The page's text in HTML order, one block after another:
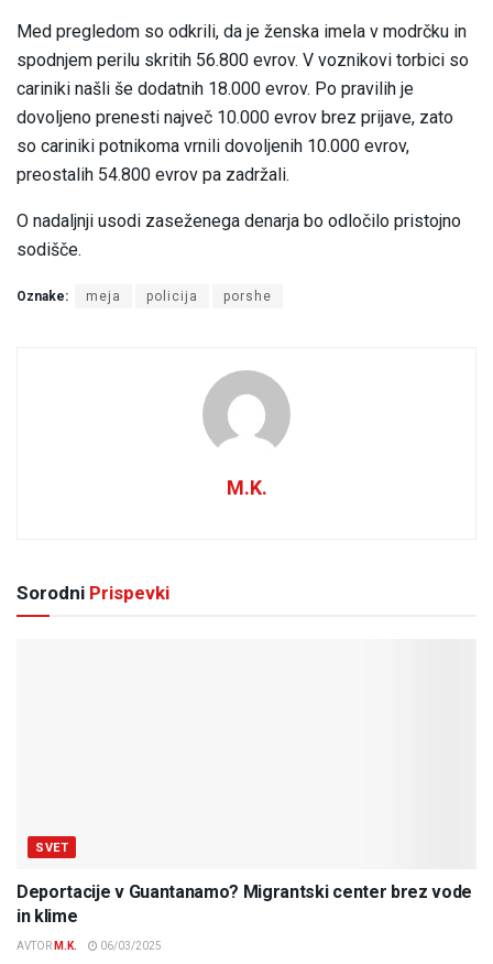
Med pregledom so odkrili, da je ženska imela v modrčku in
spodnjem perilu skritih 56.800 evrov. V voznikovi torbici so
cariniki našli še dodatnih 18.000 evrov. Po pravilih je
dovoljeno prenesti največ 10.000 evrov brez prijave, zato
so cariniki potnikoma vrnili dovoljenih 10.000 evrov,
preostalih 54.800 evrov pa zadržali.
O nadaljnji usodi zaseženega denarja bo odločilo pristojno
sodišče.
Oznake: meja policija porshe
M.K.
Sorodni Prispevki
SVET
Deportacije v Guantanamo? Migrantski center brez vode
in klime
AVTOR M.K. 06/03/2025